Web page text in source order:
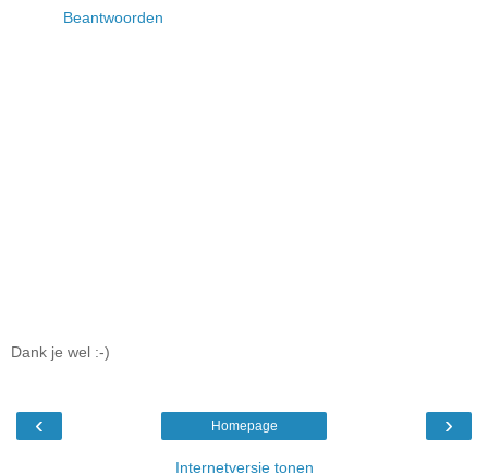
Beantwoorden
Dank je wel :-)
‹ ›
Homepage
Internetversie tonen